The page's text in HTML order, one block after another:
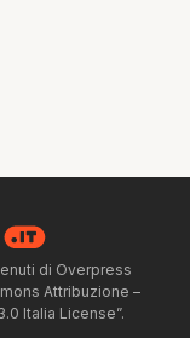
di Overpress
Attribuzione –
Italia License”.